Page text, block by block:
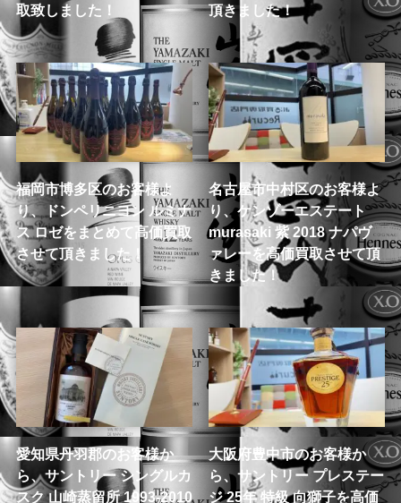
取致しました！
頂きました！
福岡市博多区のお客様よ
り、ドンペリニヨン ルミナ
ス ロゼをまとめて高価買取
させて頂きました！
名古屋市中村区のお客様よ
り、ケンゾーエステート
murasaki 紫 2018 ナパヴ
ァレーを高価買取させて頂
きました！
愛知県丹羽郡のお客様か
ら、サントリー シングルカ
スク 山崎蒸留所 1993-2010
大阪府豊中市のお客様か
ら、サントリー プレステー
ジ 25年 特級 向獅子を高価